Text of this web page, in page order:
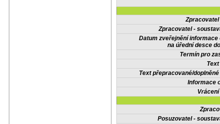
Zpracovatel -
Datum zveřejnění informace
na úřední desce
Termín pro
Text přepracované/
Informace
Posuzovatel -